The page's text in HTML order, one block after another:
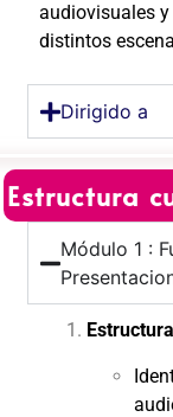
audiovisuales
distintos
Dirigido a
Estructura
Módulo 1 :